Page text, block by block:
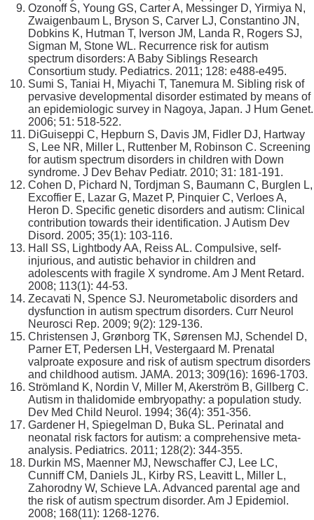
Ozonoff S, Young GS, Carter A, Messinger D, Yirmiya N,
Zwaigenbaum L, Bryson S, Carver LJ, Constantino JN,
Dobkins K, Hutman T, Iverson JM, Landa R, Rogers SJ,
Sigman M, Stone WL. Recurrence risk for autism
spectrum disorders: A Baby Siblings Research
Consortium study. Pediatrics. 2011; 128: e488-e495.
Sumi S, Taniai H, Miyachi T, Tanemura M. Sibling risk of
pervasive developmental disorder estimated by means of
an epidemiologic survey in Nagoya, Japan. J Hum Genet.
2006; 51: 518-522.
DiGuiseppi C, Hepburn S, Davis JM, Fidler DJ, Hartway
S, Lee NR, Miller L, Ruttenber M, Robinson C. Screening
for autism spectrum disorders in children with Down
syndrome. J Dev Behav Pediatr. 2010; 31: 181-191.
Cohen D, Pichard N, Tordjman S, Baumann C, Burglen L,
Excoffier E, Lazar G, Mazet P, Pinquier C, Verloes A,
Heron D. Specific genetic disorders and autism: Clinical
contribution towards their identification. J Autism Dev
Disord. 2005; 35(1): 103-116.
Hall SS, Lightbody AA, Reiss AL. Compulsive, self-
injurious, and autistic behavior in children and
adolescents with fragile X syndrome. Am J Ment Retard.
2008; 113(1): 44-53.
Zecavati N, Spence SJ. Neurometabolic disorders and
dysfunction in autism spectrum disorders. Curr Neurol
Neurosci Rep. 2009; 9(2): 129-136.
Christensen J, Grønborg TK, Sørensen MJ, Schendel D,
Parner ET, Pedersen LH, Vestergaard M. Prenatal
valproate exposure and risk of autism spectrum disorders
and childhood autism. JAMA. 2013; 309(16): 1696-1703.
Strömland K, Nordin V, Miller M, Akerström B, Gillberg C.
Autism in thalidomide embryopathy: a population study.
Dev Med Child Neurol. 1994; 36(4): 351-356.
Gardener H, Spiegelman D, Buka SL. Perinatal and
neonatal risk factors for autism: a comprehensive meta-
analysis. Pediatrics. 2011; 128(2): 344-355.
Durkin MS, Maenner MJ, Newschaffer CJ, Lee LC,
Cunniff CM, Daniels JL, Kirby RS, Leavitt L, Miller L,
Zahorodny W, Schieve LA. Advanced parental age and
the risk of autism spectrum disorder. Am J Epidemiol.
2008; 168(11): 1268-1276.